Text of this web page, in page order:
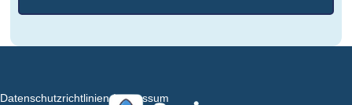
Datenschutzrichtlinien Impressum